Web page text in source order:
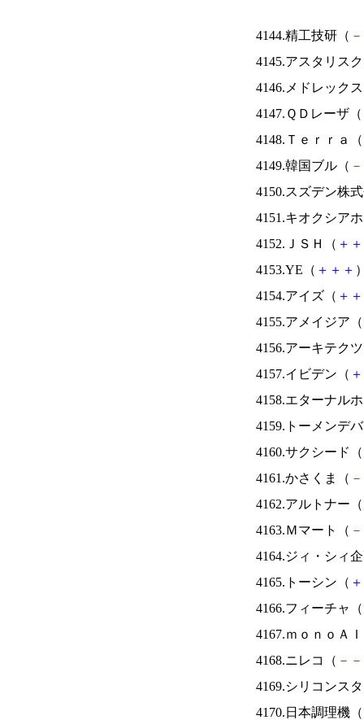
4144.精工技研（ －
4145.アスタリス
4146.メドレック
4147.ＱＤレーザ（
4148.Ｔｅｒｒａ（
4149.韓国ブル（ －
4150.スズデン株
4151.キオクシア
4152.ＪＳＨ（ ＋ ＋
4153.YE（ ＋ ＋ ＋
4154.アイズ（ ＋ ＋
4155.アメイジア（
4156.アーキテク
4157.イビデン（ ＋
4158.エターナル
4159.トーメンデ
4160.サクシード（
4161.かさくま（ －
4162.アルトナー（
4163.Ｍマート（ －
4164.ジィ・シィ
4165.トーシン（ ＋
4166.フィーチャ（
4167.ｍｏｎｏＡ
4168.ニレコ（ － －
4169.シリコンス
4170.日本調理機（